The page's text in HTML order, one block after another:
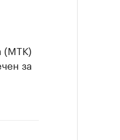
(МТК)
за